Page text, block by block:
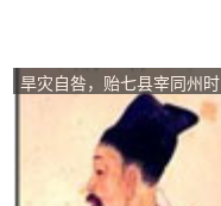
旱灾自咎，贻七县宰同州时
_【唐朝】_【元稹】